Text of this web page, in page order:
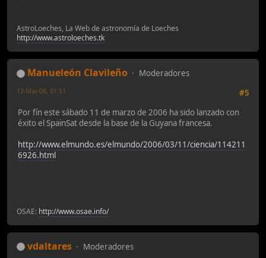
AstroLoeches, La Web de astronomía de Loeches
http://www.astroloeches.tk
Manueleón Clavileño
Moderadores
#5
12-Mar-06, 01:51
Por fín este sábado 11 de marzo de 2006 ha sido lanzado con
éxito el SpainSat desde la base de la Guyana francesa.
http://www.elmundo.es/elmundo/2006/03/11/ciencia/114211
6926.html
OSAE: http://www.osae.info/
vdaltares
Moderadores